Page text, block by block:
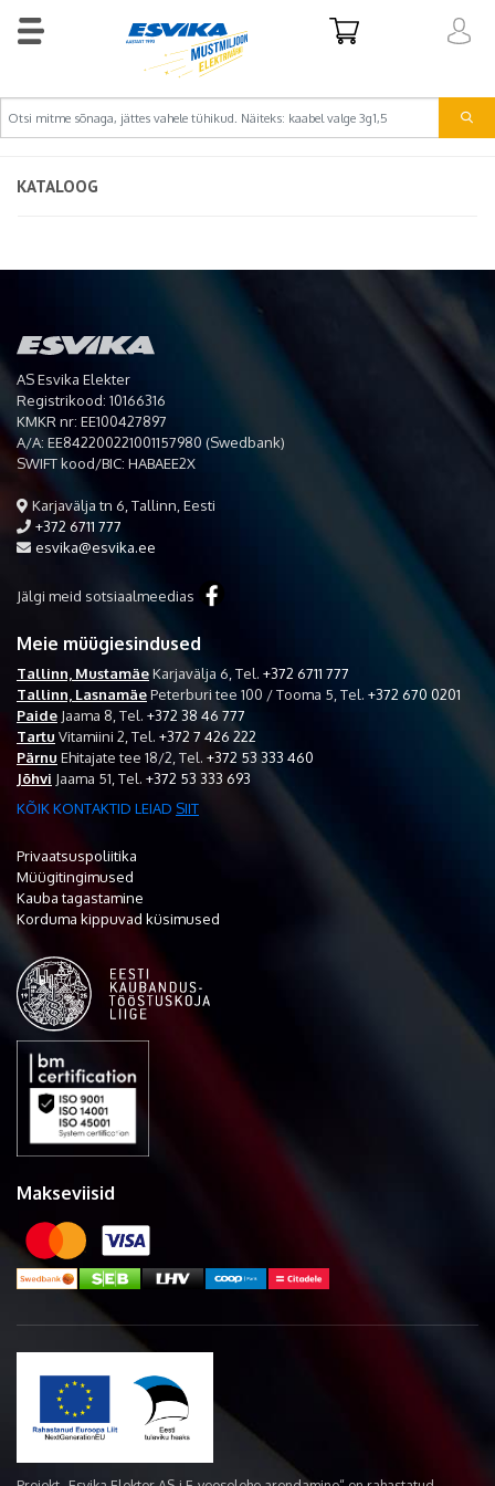
KATALOOG
AS Esvika Elekter
Registrikood: 10166316
KMKR nr: EE100427897
A/A: EE842200221001157980 (Swedbank)
SWIFT kood/BIC: HABAEE2X
Karjavälja tn 6, Tallinn, Eesti
+372 6711 777
esvika@esvika.ee
Jälgi meid sotsiaalmeedias
Meie müügiesindused
Tallinn, MustamäeKarjavälja 6, Tel. +372 6711 777
Tallinn, LasnamäePeterburi tee 100 / Tooma 5, Tel. +372 670 0201
Paide Jaama 8, Tel. +372 38 46 777
Tartu Vitamiini 2, Tel. +372 7 426 222
Pärnu Ehitajate tee 18/2, Tel. +372 53 333 460
Jõhvi Jaama 51, Tel. +372 53 333 693
KÕIK KONTAKTID LEIAD SIIT
Privaatsuspoliitika
Müügitingimused
Kauba tagastamine
Korduma kippuvad küsimused
Makseviisid